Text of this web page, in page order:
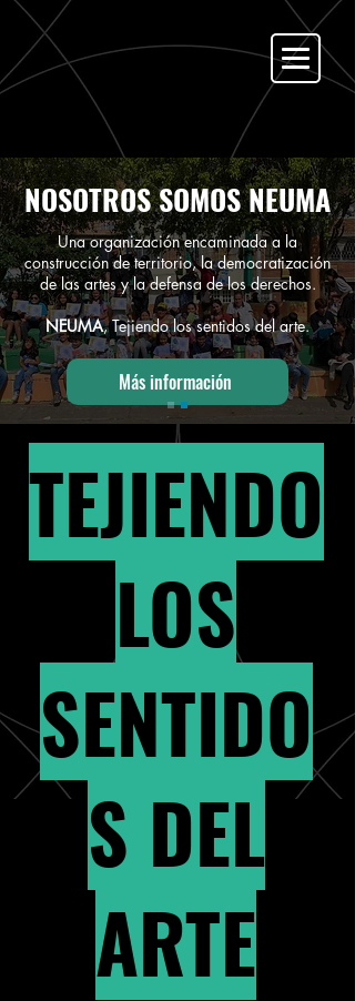
NOSOTROS SOMOS NEUMA
Una organización encaminada a la
construcción de territorio, la democratización
de las artes y la defensa de los derechos.
NEUMA, Tejiendo los sentidos del arte.
Más información
TEJIENDO
LOS
SENTIDO
S DEL
ARTE